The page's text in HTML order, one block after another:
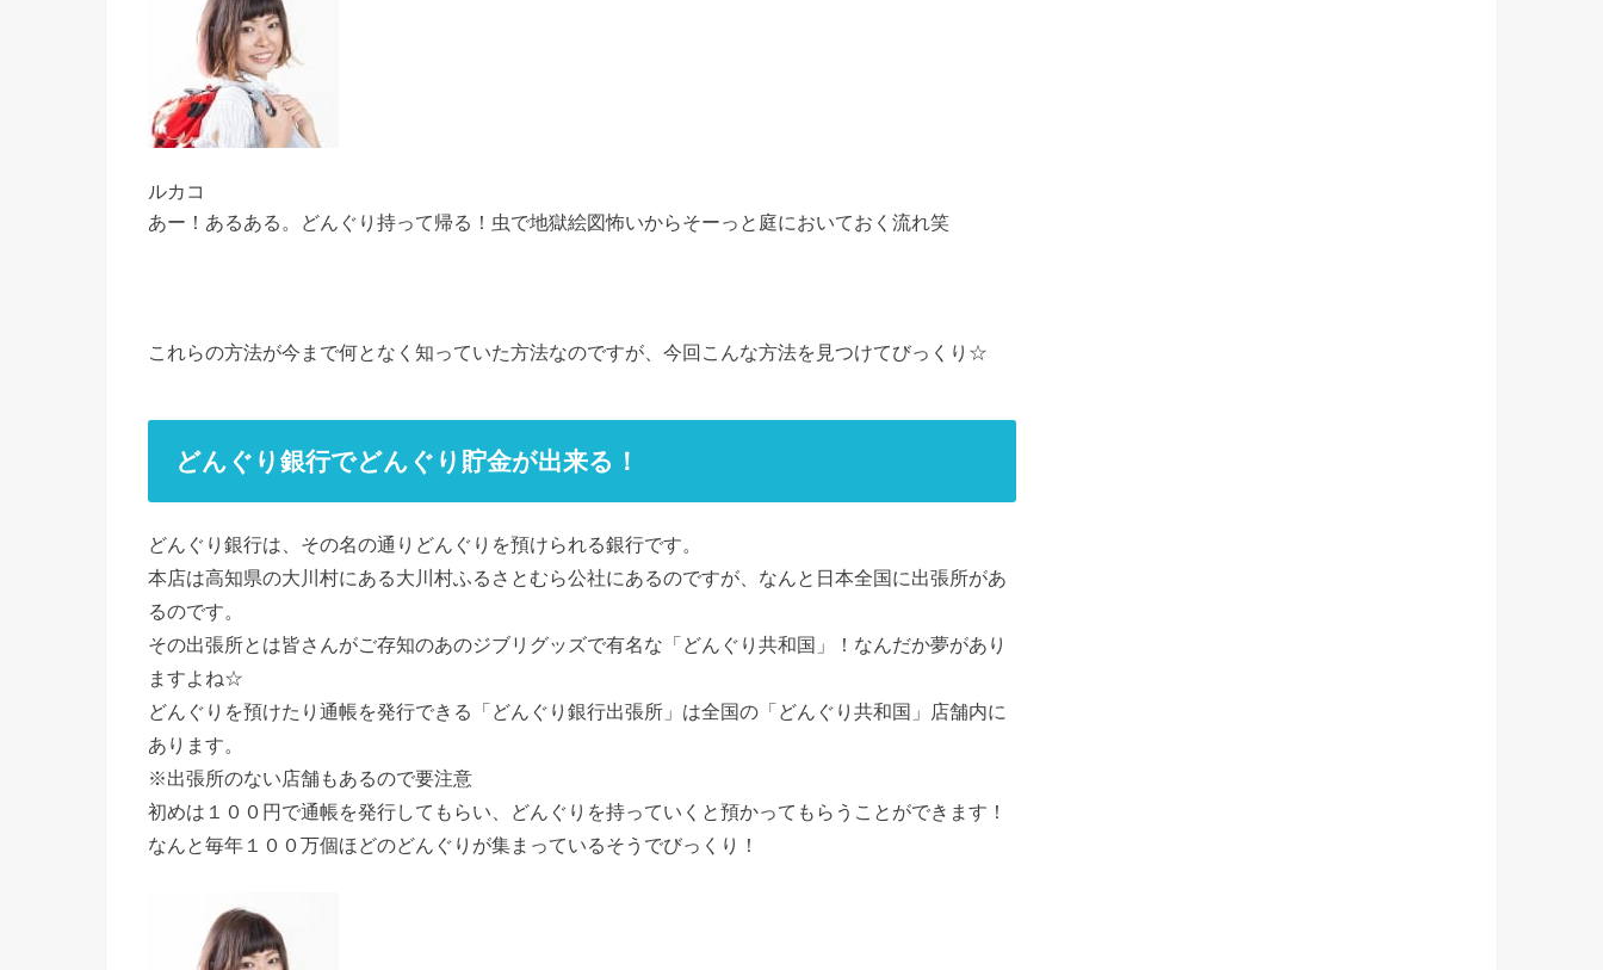
ルカコ
あー！あるある。どんぐり持って帰る！虫で地獄絵図怖いからそーっと庭においておく流れ笑
これらの方法が今まで何となく知っていた方法なのですが、今回こんな方法を見つけてびっくり☆
どんぐり銀行でどんぐり貯金が出来る！
どんぐり銀行は、その名の通りどんぐりを預けられる銀行です。
本店は高知県の大川村にある大川村ふるさとむら公社にあるのですが、なんと日本全国に出張所があ
るのです。
その出張所とは皆さんがご存知のあのジブリグッズで有名な「どんぐり共和国」！なんだか夢があり
ますよね☆
どんぐりを預けたり通帳を発行できる「どんぐり銀行出張所」は全国の「どんぐり共和国」店舗内に
あります。
※出張所のない店舗もあるので要注意
初めは１００円で通帳を発行してもらい、どんぐりを持っていくと預かってもらうことができます！
なんと毎年１００万個ほどのどんぐりが集まっているそうでびっくり！